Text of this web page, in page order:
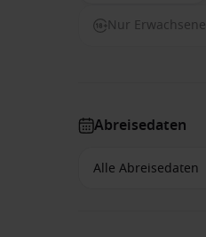
Nur Erwachsene
Abreisedaten